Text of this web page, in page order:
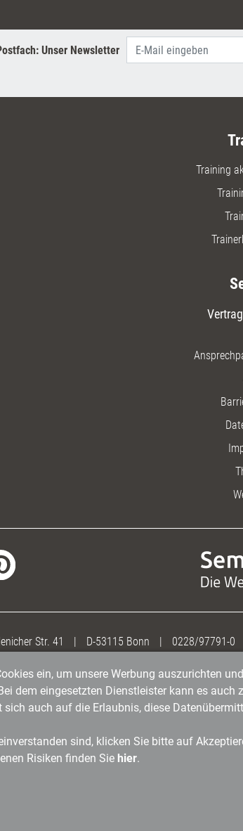
Unser Newsletter
Training
Str. 41 | D-53115 Bonn | 0228/97791-0
ein, um unsere Werbung auszurichten
dem eingesetzten Dienstleister kann es auch
auch auf die Erlaubnis, diese
sind, klicken Sie bitte auf
Risiken finden Sie hier.